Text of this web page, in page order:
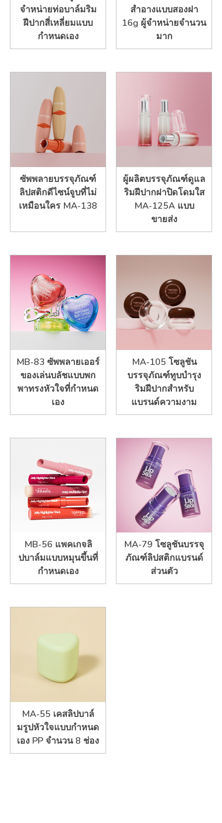
จำหน่ายท่อบาล์มริม
ฝีปากสี่เหลี่ยมแบบ
กำหนดเอง
สำอางแบบสองฝา
16g ผู้จำหน่ายจำนวน
มาก
ซัพพลายบรรจุภัณฑ์
ลิปสติกดีไซน์จูบที่ไม่
เหมือนใคร MA-138
ผู้ผลิตบรรจุภัณฑ์ดูแล
ริมฝีปากฝาปิดโดมใส
MA-125A แบบ
ขายส่ง
MB-83 ซัพพลายเออร์
ของเล่นบลัชแบบพก
พาทรงหัวใจที่กำหนด
เอง
MA-105 โซลูชัน
บรรจุภัณฑ์ทูบบำรุง
ริมฝีปากสำหรับ
แบรนด์ความงาม
MB-56 แพคเกจลิ
ปบาล์มแบบหมุนขึ้นที่
กำหนดเอง
MA-79 โซลูชันบรรจุ
ภัณฑ์ลิปสติกแบรนด์
ส่วนตัว
MA-55 เคสลิปบาล์
มรูปหัวใจแบบกำหนด
เอง PP จำนวน 8 ช่อง